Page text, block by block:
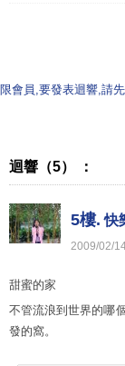
限會員,要發表迴響,請
迴響（5） ：
5樓. 快
2009/02/
甜蜜的家
不管流浪到世界的哪
發的窩。